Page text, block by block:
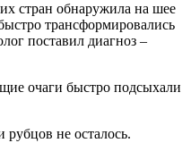
стран обнаружила на шее
трансформировались
поставил диагноз –
очаги быстро подсыхали
не осталось.